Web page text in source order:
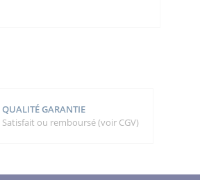
QUALITÉ GARANTIE
Satisfait ou remboursé (voir CGV)